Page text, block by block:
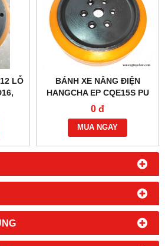
LỖ
BÁNH XE NÂNG ĐIỆN
HANGCHA EP CQE15S PU
260X105
0 đ
MUA NGAY